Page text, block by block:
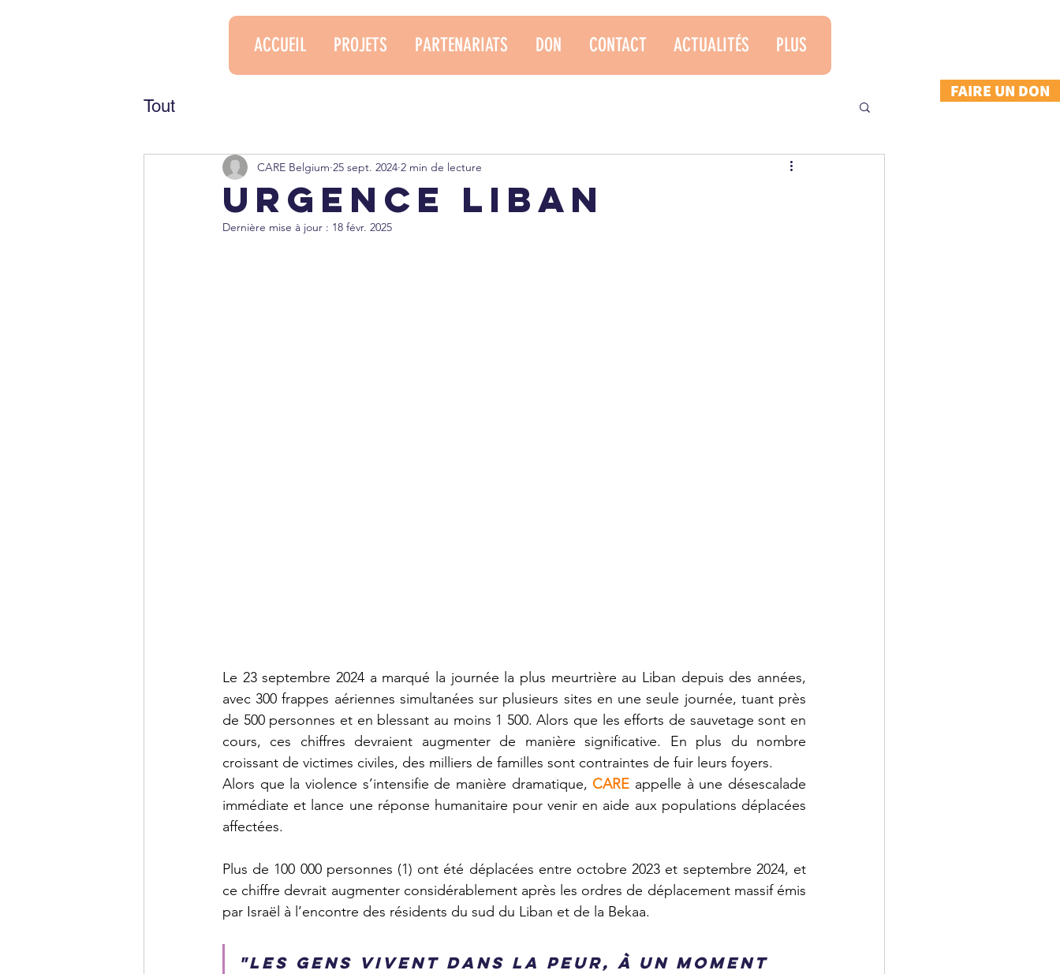
ACCUEIL PROJETS PARTENARIATS DON CONTACT ACTUALITÉS PLUS
FAIRE UN DON
Tout
Urgence Liban
CARE Belgium 25 sept. 2024 2 min de lecture
Dernière mise à jour : 18 févr. 2025
Le 23 septembre 2024 a marqué la journée la plus meurtrière au Liban depuis des années,
avec 300 frappes aériennes simultanées sur plusieurs sites en une seule journée, tuant près
de 500 personnes et en blessant au moins 1 500. Alors que les efforts de sauvetage sont en
cours, ces chiffres devraient augmenter de manière significative. En plus du nombre
croissant de victimes civiles, des milliers de familles sont contraintes de fuir leurs foyers.
Alors que la violence s’intensifie de manière dramatique, CARE appelle à une désescalade
immédiate et lance une réponse humanitaire pour venir en aide aux populations déplacées
affectées.
Plus de 100 000 personnes (1) ont été déplacées entre octobre 2023 et septembre 2024, et
ce chiffre devrait augmenter considérablement après les ordres de déplacement massif émis
par Israël à l’encontre des résidents du sud du Liban et de la Bekaa.
"Les gens vivent dans la peur, à un moment